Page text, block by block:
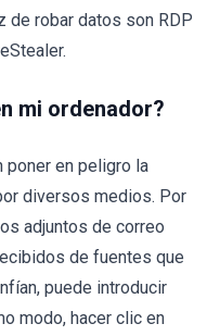
de robar datos son RDP
mi ordenador?
poner en peligro la
diversos medios. Por
adjuntos de correo
de fuentes que
puede introducir
modo, hacer clic en